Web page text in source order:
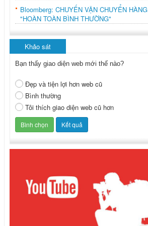
Bloomberg: CHUYẾN VẬN CHUYỂN HÀNG
"HOÀN TOÀN BÌNH THƯỜNG"
Khảo sát
Bạn thấy giao diện web mới thế nào?
Đẹp và tiện lợi hơn web cũ
Bình thường
Tôi thích giao diện web cũ hơn